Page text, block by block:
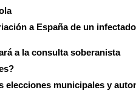
a España de un
a la consulta soberanista
elecciones municipales y